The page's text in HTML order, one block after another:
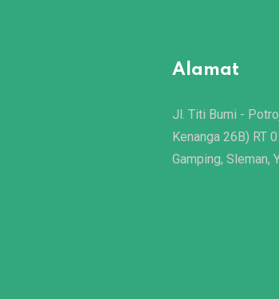
Alamat
Jl. Titi Bumi -
Kenanga 26B) RT
Gamping, Sleman,